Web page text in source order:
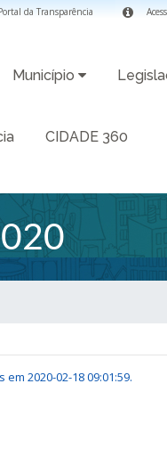
da Transparência
Município
CIDADE 360
em 2020-02-18 09:01:59.